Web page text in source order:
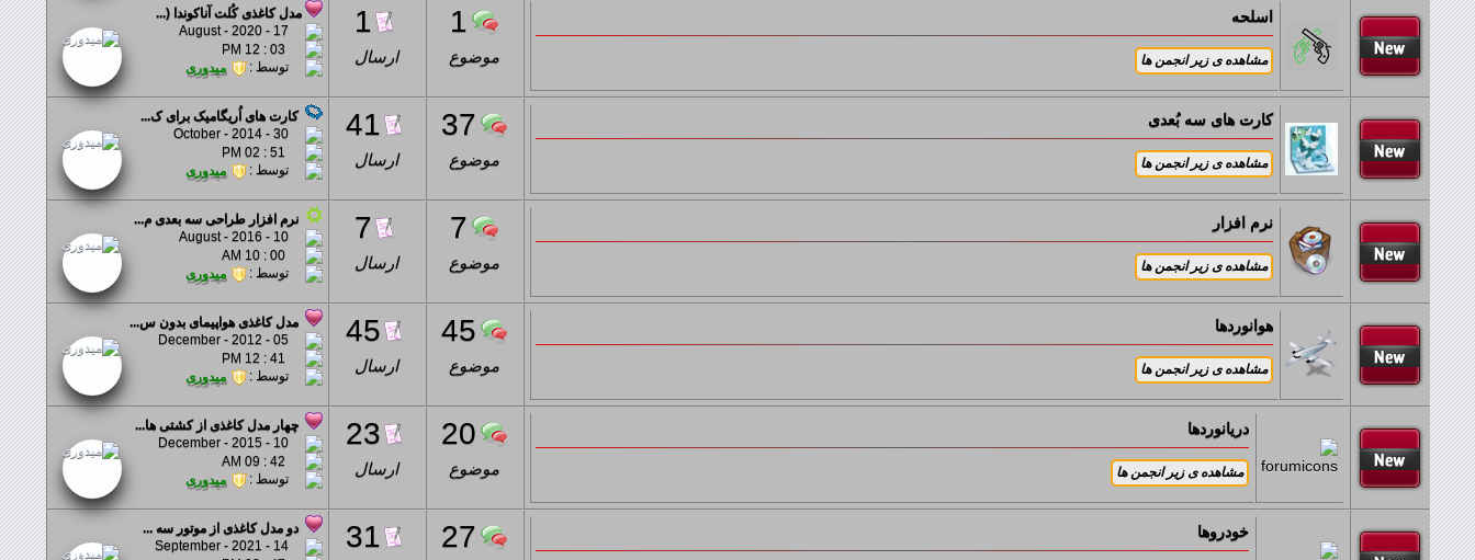
اسلحه 1
موضوع
1
ارسال
مدل کاغذی کُلت آناکوندا (...
توسط :
میدوری
کارت های سه بُعدی 37
موضوع
41
ارسال
کارت های اُریگامیک برای ک...
30 - October - 2014
توسط :
میدوری
نرم افزار 7
موضوع
7
ارسال
نرم افزار طراحی سه بعدی م...
10 - August - 2016
00 : 10 AM
توسط :
میدوری
هوانوردها 45
موضوع
45
ارسال
مدل کاغذی هواپیمای بدون س...
توسط :
میدوری
دریانوردها 20
موضوع
23
ارسال
چهار مدل کاغذی از کشتی ها...
10 - December - 2015
توسط :
میدوری
خودروها 27
31
دو مدل کاغذی از موتور سه ...
14 - September - 2021